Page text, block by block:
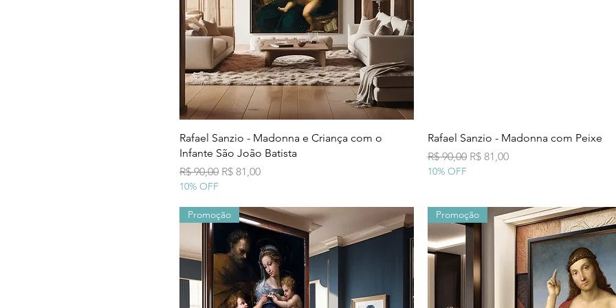
Visualização rápida
Rafael Sanzio - Madonna e Criança com o
Infante São João Batista
Preço normal
R$ 90,00 Preço promocional
R$ 81,00
10% OFF
Visualização rápida
Rafael Sanzio - Madonna com Peixe
Preço normal
R$ 90,00 Preço promocional
R$ 81,00
10% OFF
Promoção Promoção